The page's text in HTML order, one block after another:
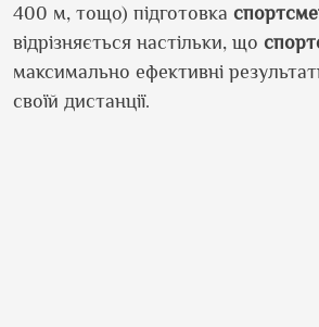
400 м, тощо) підготовка
відрізняється настільки, що
максимально ефективні
своїй дистанції.